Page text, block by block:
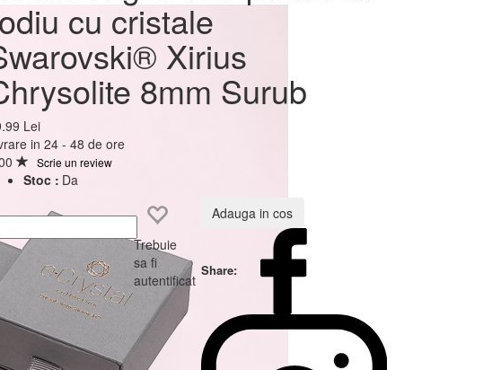
8mm Surub
cu cristale
Xirius
8mm Surub
Lei
in 24 - 48 de ore
Scrie un review
Stoc : Da
Trebuie
sa fi
autentificat
Adauga in cos
Share: